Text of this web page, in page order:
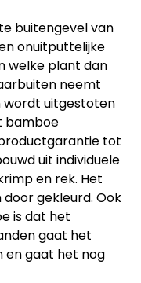
buitengevel van
onuitputtelijke
welke plant dan
neemt
wordt uitgestoten
bamboe
tot
uit individuele
en rek. Het
gekleurd. Ook
is dat het
gaat het
en gaat het nog